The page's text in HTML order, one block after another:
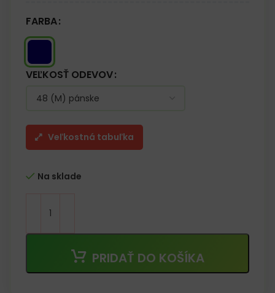
FARBA
VEĽKOSŤ ODEVOV
Veľkostná tabuľka
Na sklade
PRIDAŤ DO KOŠÍKA